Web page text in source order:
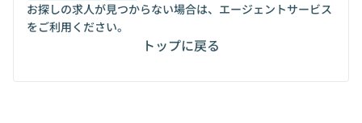
お探しの求人が見つからない場合は、エージェントサービス
をご利用ください。
トップに戻る